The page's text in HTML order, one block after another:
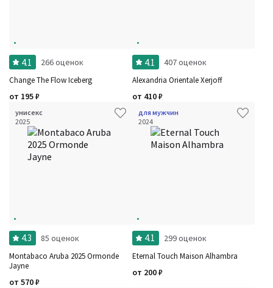
4.1 266 оценок
Change The Flow Iceberg
от 195₽
4.1 407 оценок
Alexandria Orientale Xerjoff
от 410₽
унисекс
2025
4.3 85 оценок
Montabaco Aruba 2025 Ormonde
Jayne
от 570₽
для мужчин
2024
4.1 299 оценок
Eternal Touch Maison Alhambra
от 200₽